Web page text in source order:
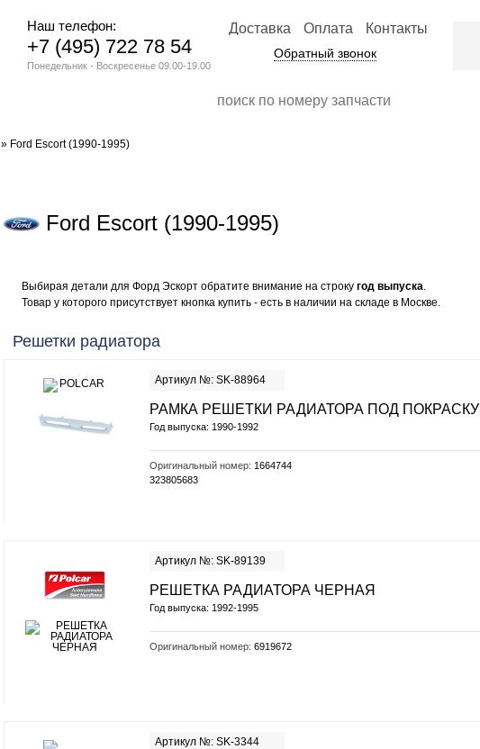
» Ford Escort (1990-1995)
Ford Escort (1990-1995)
Выбирая детали для Форд Эскорт обратите внимание на строку год выпуска.
Товар у которого присутствует кнопка купить - есть в наличии на складе в Москве.
Решетки радиатора
Артикул №: SK-88964
РАМКА РЕШЕТКИ РАДИАТОРА ПОД ПОКРАСКУ
Год выпуска: 1990-1992
Оригинальный номер: 1664744
323805683
Артикул №: SK-89139
РЕШЕТКА РАДИАТОРА ЧЕРНАЯ
Год выпуска: 1992-1995
Оригинальный номер: 6919672
Артикул №: SK-3344
Наш телефон:
+7 (495) 722 78 54
Понедельник - Воскресенье 09.00-19.00
Доставка Оплата Контакты
Обратный звонок